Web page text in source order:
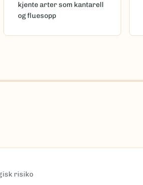
kjente arter som kantarell
og fluesopp
risiko